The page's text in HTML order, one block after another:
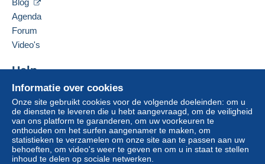
Voor meer zekerheid vraagt de verkoper u te
voor de aankopen:
Zone 1
Zone 2
Deze zone omvatéén land.
Deze verkoper toevoegen aan mijn favorieten
Informatie over cookies
Onze site gebruikt cookies voor de volgende doeleinden: om u
de diensten te leveren die u hebt aangevraagd, om de veiligheid
van ons platform te garanderen, om uw voorkeuren te
onthouden om het surfen aangenamer te maken, om
statistieken te verzamelen om onze site aan te passen aan uw
behoeften, om video's weer te geven en om u in staat te stellen
inhoud te delen op sociale netwerken.
Agenda
Forum
Video's
Help
Hulpcentrum
Kopen op Delcampe
Verkopen op Delcampe
Een beveiligde website